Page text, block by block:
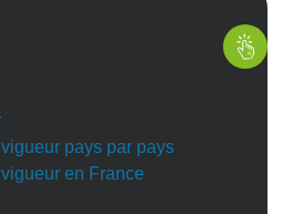
pays par pays
en France